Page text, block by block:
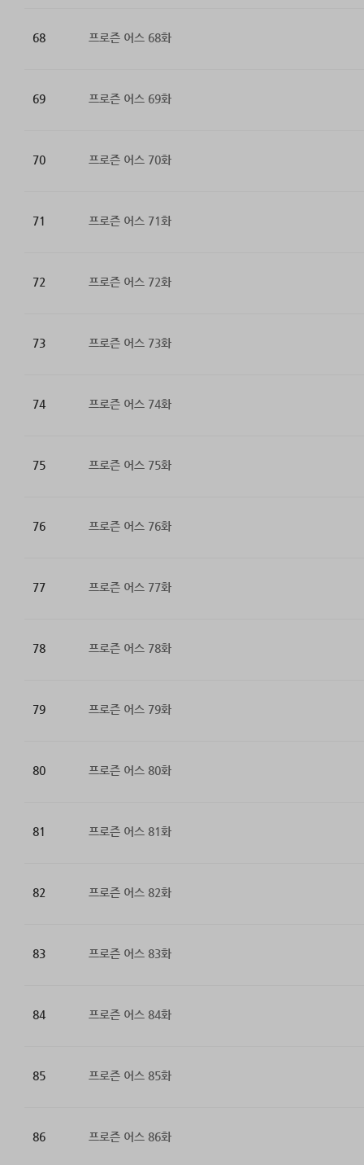
68 프로즌 어스 68화
69 프로즌 어스 69화
70 프로즌 어스 70화
71 프로즌 어스 71화
72 프로즌 어스 72화
73 프로즌 어스 73화
74 프로즌 어스 74화
75 프로즌 어스 75화
76 프로즌 어스 76화
77 프로즌 어스 77화
78 프로즌 어스 78화
79 프로즌 어스 79화
80 프로즌 어스 80화
81 프로즌 어스 81화
82 프로즌 어스 82화
83 프로즌 어스 83화
84 프로즌 어스 84화
85 프로즌 어스 85화
86 프로즌 어스 86화